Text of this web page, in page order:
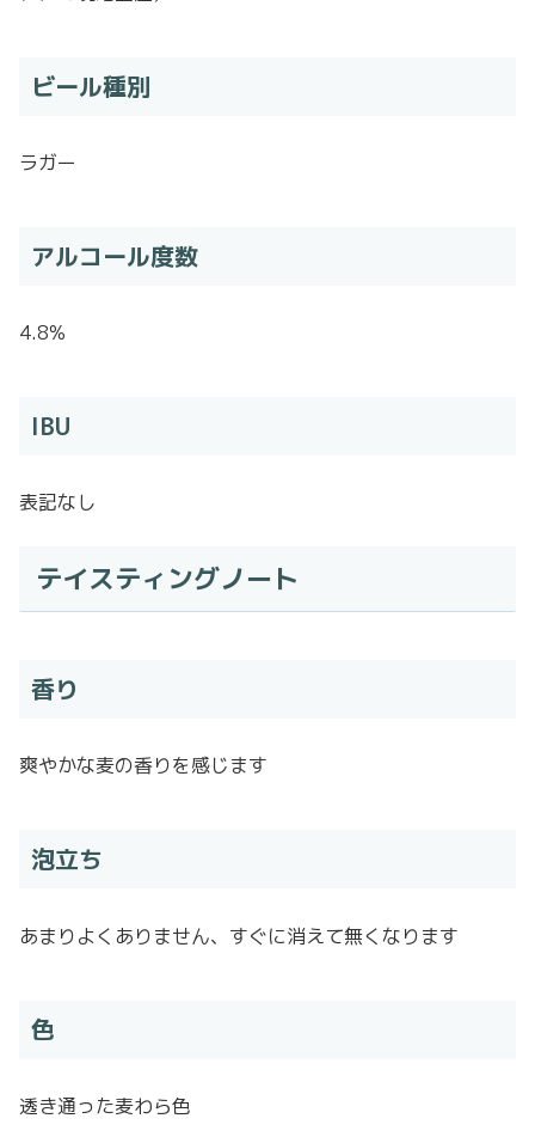
ビール種別
ラガー
アルコール度数
4.8%
IBU
表記なし
テイスティングノート
香り
爽やかな麦の香りを感じます
泡立ち
あまりよくありません、すぐに消えて無くなります
色
透き通った麦わら色